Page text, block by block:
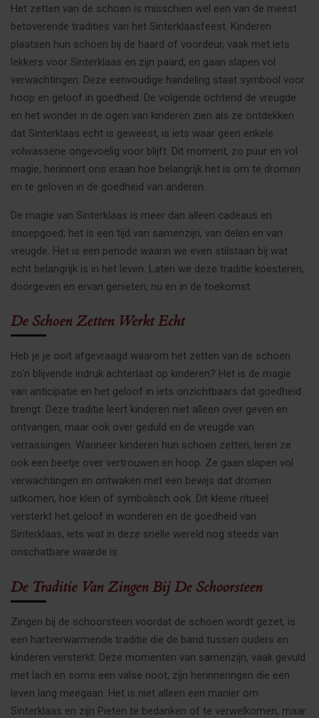
Het zetten van de schoen is misschien wel een van de meest
betoverende tradities van het Sinterklaasfeest. Kinderen
plaatsen hun schoen bij de haard of voordeur, vaak met iets
lekkers voor Sinterklaas en zijn paard, en gaan slapen vol
verwachtingen. Deze eenvoudige handeling staat symbool voor
hoop en geloof in goedheid. De volgende ochtend de vreugde
en het wonder in de ogen van kinderen zien als ze ontdekken
dat Sinterklaas echt is geweest, is iets waar geen enkele
volwassene ongevoelig voor blijft. Dit moment, zo puur en vol
magie, herinnert ons eraan hoe belangrijk het is om te dromen
en te geloven in de goedheid van anderen.
De magie van Sinterklaas is meer dan alleen cadeaus en
snoepgoed; het is een tijd van samenzijn, van delen en van
vreugde. Het is een periode waarin we even stilstaan bij wat
echt belangrijk is in het leven. Laten we deze traditie koesteren,
doorgeven en ervan genieten, nu en in de toekomst.
De Schoen Zetten Werkt Echt
Heb je je ooit afgevraagd waarom het zetten van de schoen
zo'n blijvende indruk achterlaat op kinderen? Het is de magie
van anticipatie en het geloof in iets onzichtbaars dat goedheid
brengt. Deze traditie leert kinderen niet alleen over geven en
ontvangen, maar ook over geduld en de vreugde van
verrassingen. Wanneer kinderen hun schoen zetten, leren ze
ook een beetje over vertrouwen en hoop. Ze gaan slapen vol
verwachtingen en ontwaken met een bewijs dat dromen
uitkomen, hoe klein of symbolisch ook. Dit kleine ritueel
versterkt het geloof in wonderen en de goedheid van
Sinterklaas, iets wat in deze snelle wereld nog steeds van
onschatbare waarde is.
De Traditie Van Zingen Bij De Schoorsteen
Zingen bij de schoorsteen voordat de schoen wordt gezet, is
een hartverwarmende traditie die de band tussen ouders en
kinderen versterkt. Deze momenten van samenzijn, vaak gevuld
met lach en soms een valse noot, zijn herinneringen die een
leven lang meegaan. Het is niet alleen een manier om
Sinterklaas en zijn Pieten te bedanken of te verwelkomen, maar